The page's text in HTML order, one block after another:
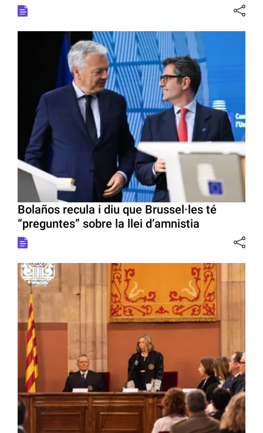
Bolaños recula i diu que Brussel·les té
“preguntes” sobre la llei d’amnistia